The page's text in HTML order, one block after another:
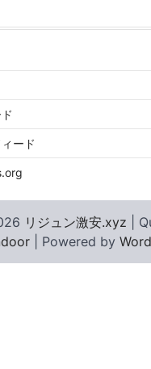
ード
リジュン激安.xyz |
| Powered by